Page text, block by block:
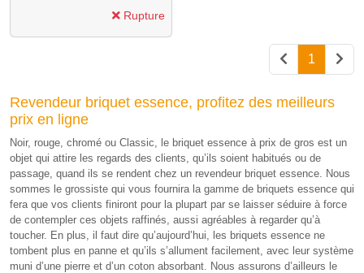
Rupture
1
Revendeur briquet essence, profitez des meilleurs
prix en ligne
Noir, rouge, chromé ou Classic, le briquet essence à prix de gros est un
objet qui attire les regards des clients, qu’ils soient habitués ou de
passage, quand ils se rendent chez un revendeur briquet essence. Nous
sommes le grossiste qui vous fournira la gamme de briquets essence qui
fera que vos clients finiront pour la plupart par se laisser séduire à force
de contempler ces objets raffinés, aussi agréables à regarder qu’à
toucher. En plus, il faut dire qu’aujourd’hui, les briquets essence ne
tombent plus en panne et qu’ils s’allument facilement, avec leur système
muni d’une pierre et d’un coton absorbant. Nous assurons d’ailleurs le